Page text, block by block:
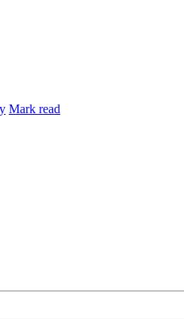
Mark read